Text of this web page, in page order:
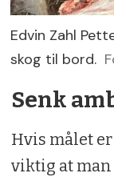
Edvin Zahl
skog til bord.
Senk
Hvis målet
viktig at